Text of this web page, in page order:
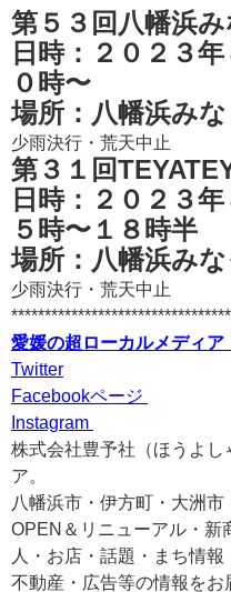
第５３回八幡浜
日時：２０２３
０時〜
場所：八幡浜みな
少雨決行・荒天中止
第３１回
日時：２０２３
５時〜１８時半
場所：八幡浜み
少雨決行・荒天中止
愛媛の超ローカルメディア
Twitter
Facebookページ
Instagram
株式会社豊予社（ほうよし
ア。
八幡浜市・伊方町・大洲
OPEN＆リニューアル・新
人・お店・話題・まち情
不動産・広告等の情報をお